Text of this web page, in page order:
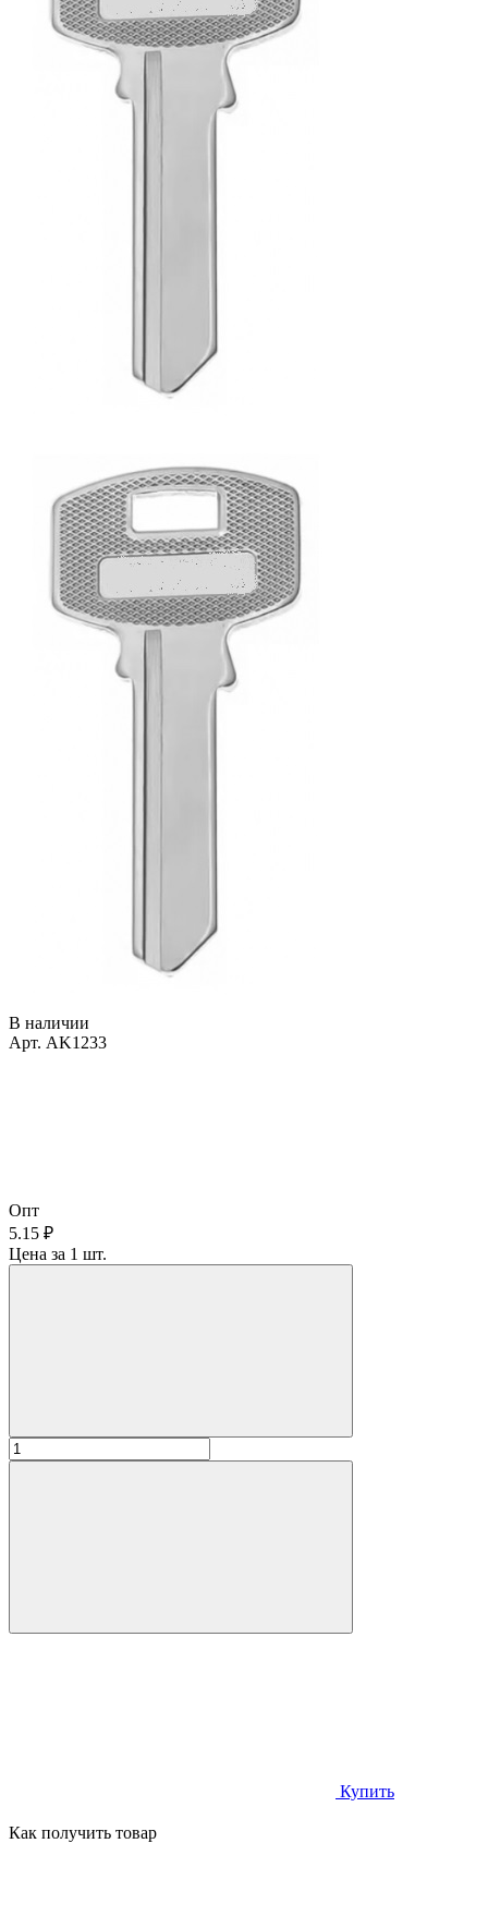
В наличии
Арт. AK1233
Опт
5.15 ₽
Цена за 1 шт.
Купить
Как получить товар